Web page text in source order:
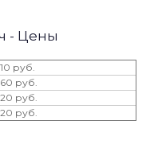
- Цены
руб.
руб.
руб.
руб.